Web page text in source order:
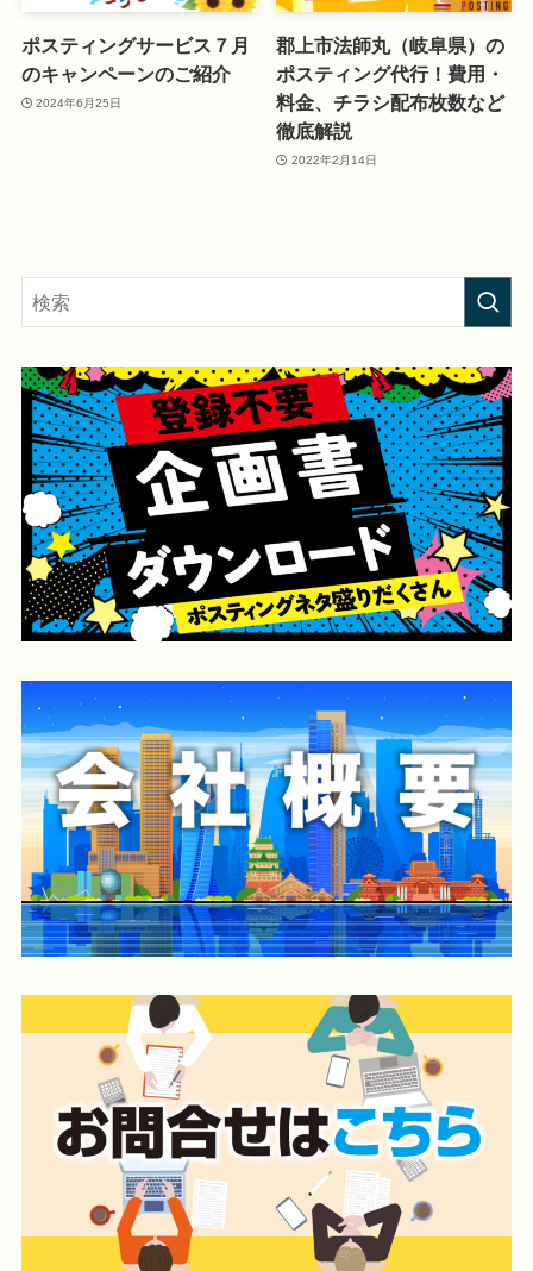
ポスティングサービス７月
のキャンペーンのご紹介
2024年6月25日
郡上市法師丸（岐阜県）の
ポスティング代行！費用・
料金、チラシ配布枚数など
徹底解説
2022年2月14日